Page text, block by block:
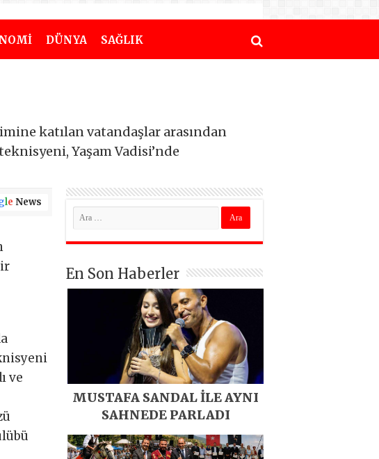
DÜNYA SAĞLIK
katılan vatandaşlar arasından
Yaşam Vadisi’nde
le News
ve
En Son Haberler
MUSTAFA SANDAL İLE AYNI
SAHNEDE PARLADI